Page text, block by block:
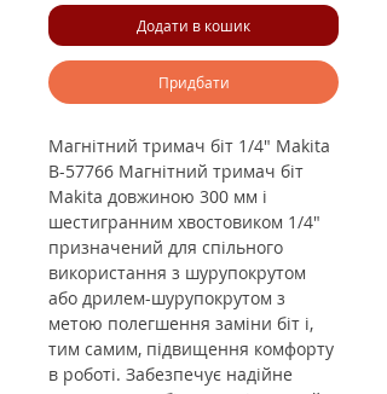
Додати в кошик
Придбати
Магнітний тримач біт 1/4" Makita
B-57766 Магнітний тримач біт
Makita довжиною 300 мм і
шестигранним хвостовиком 1/4"
призначений для спільного
використання з шурупокрутом
або дрилем-шурупокрутом з
метою полегшення заміни біт і,
тим самим, підвищення комфорту
в роботі. Забезпечує надійне